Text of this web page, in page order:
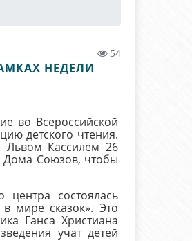
54
НЕДЕЛИ
во Всероссийской
детского чтения.
Львом Кассилем 26
Дома Союзов, чтобы
состоялась
мире сказок». Это
Ганса Христиана
учат детей